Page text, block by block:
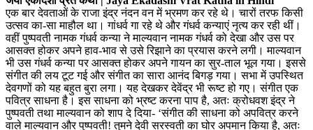
एक बार देवताओं के राजा इंद्र नंदन वन में भ्रमण कर रहे थे। चारों तरफ किसी
उत्सव का-सा माहौल था। गांधर्व गा रहे थे और गंधर्व कन्याएं नृत्य कर रही थीं।
वहीं पुष्पवती नामक गंधर्व कन्या ने माल्यवान नामक गंधर्व को देखा और उस पर
आसक्त होकर अपने हाव-भाव से उसे रिझाने का प्रयास करने लगी। माल्यवान
भी उस गंधर्व कन्या पर आसक्त होकर अपने गायन का सुर-ताल भूल गया। इससे
संगीत की लय टूट गई और संगीत का सारा आनंद बिगड़ गया। सभा में उपस्थित
देवगणों को यह बहुत बुरा लगा। यह देखकर देवेंद्र भी रूष्ट हो गए। संगीत एक
पवित्र साधना है। इस साधना को भ्रष्ट करना पाप है, अतः क्रोधवश इंद्र ने
पुष्पवती तथा माल्यवान को शाप दे दिया- ‘संगीत की साधना को अपवित्र करने
वाले माल्यवान और पुष्पवती! तुमने देवी सरस्वती का घोर अपमान किया है, अतः